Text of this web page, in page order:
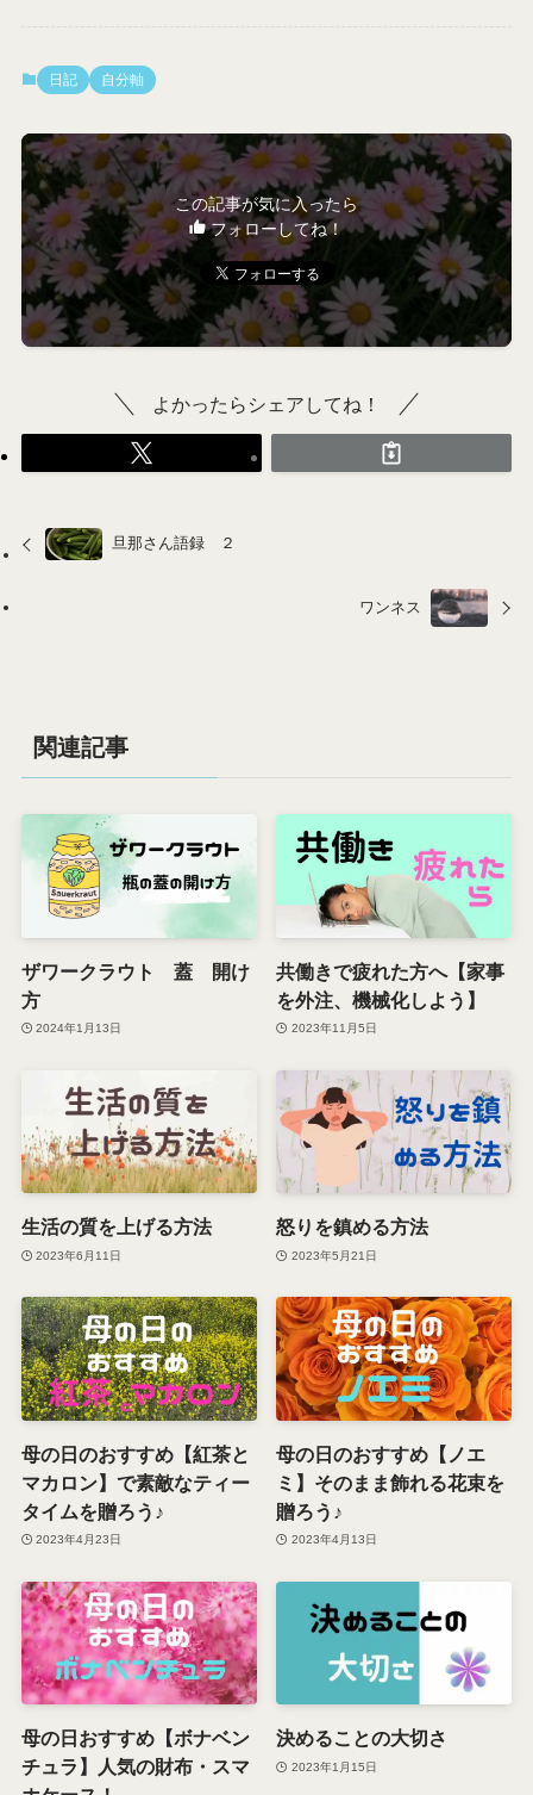
日記 自分軸
この記事が気に入ったら
フォローしてね！
よかったらシェアしてね！
旦那さん語録 ２
ワンネス
関連記事
ザワークラウト 蓋 開け
方
2024年1月13日
共働きで疲れた方へ【家事
を外注、機械化しよう】
2023年11月5日
生活の質を上げる方法
2023年6月11日
怒りを鎮める方法
2023年5月21日
母の日のおすすめ【紅茶と
マカロン】で素敵なティー
タイムを贈ろう♪
2023年4月23日
母の日のおすすめ【ノエ
ミ】そのまま飾れる花束を
贈ろう♪
2023年4月13日
母の日おすすめ【ボナベン
チュラ】人気の財布・スマ
決めることの大切さ
2023年1月15日